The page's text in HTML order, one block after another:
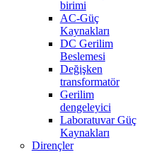
birimi
AC-Güç
Kaynakları
DC Gerilim
Beslemesi
Değişken
transformatör
Gerilim
dengeleyici
Laboratuvar Güç
Kaynakları
Dirençler